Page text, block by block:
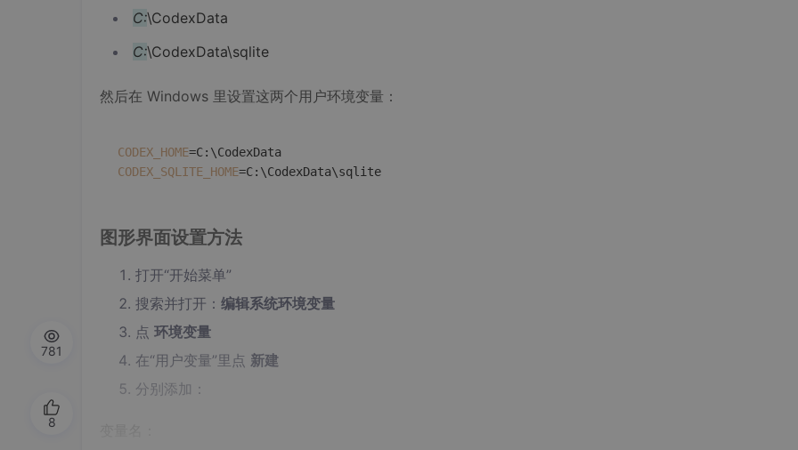
C:\CodexData
C:\CodexData\sqlite
然后在 Windows 里设置这两个用户环境变量：
CODEX_HOME
CODEX_SQLITE_HOME
图形界面设置方法
打开“开始菜单”
搜索并打开： 编辑系统环境变量
点 环境变量
在“用户变量”里点 新建
分别添加：
781
8